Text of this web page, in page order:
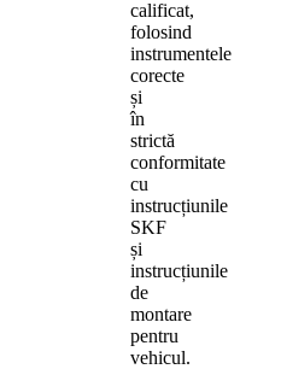
calificat,
folosind
instrumentele
corecte
și
în
strictă
conformitate
cu
instrucțiunile
SKF
și
instrucțiunile
de
montare
pentru
vehicul.